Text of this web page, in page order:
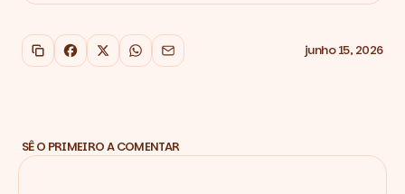
Copiar link
Facebook
X WhatsApp
Email junho 15, 2026
SÊ O PRIMEIRO A COMENTAR